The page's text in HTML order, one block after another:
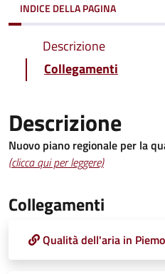
INDICE DELLA PAGINA
Descrizione
Collegamenti
Descrizione
Nuovo piano regionale per la
(clicca qui per leggere)
Collegamenti
Qualità dell'aria in